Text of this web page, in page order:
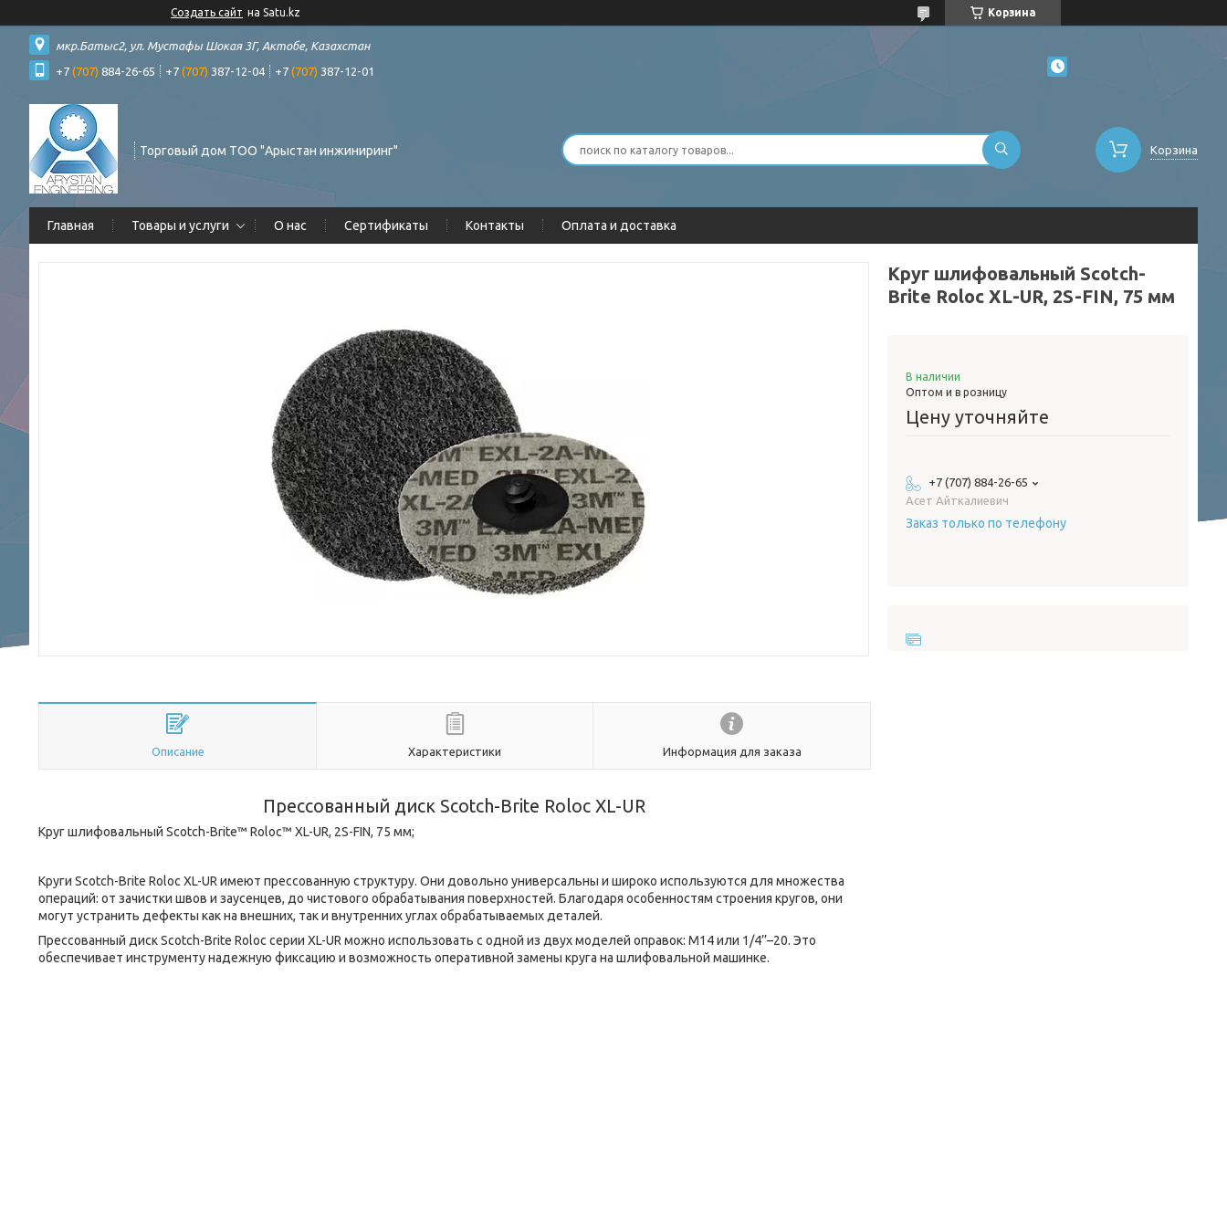
Создать сайт на Satu.kz Корзина
мкр.Батыс2, ул. Мустафы Шокая 3Г, Актобе, Казахстан
+7 (707) 884-26-65 +7 (707) 387-12-04 +7 (707) 387-12-01
Торговый дом ТОО "Арыстан инжиниринг" Корзина
Главная Товары и услуги О нас Сертификаты Контакты Оплата и доставка
Описание Характеристики Информация для заказа
Прессованный диск Scotch-Brite Roloc XL-UR
Круг шлифовальный Scotch-Brite™ Roloc™ XL-UR, 2S-FIN, 75 мм;
Круги Scotch-Brite Roloc XL-UR имеют прессованную структуру. Они довольно универсальны и широко используются для множества
операций: от зачистки швов и заусенцев, до чистового обрабатывания поверхностей. Благодаря особенностям строения кругов, они
могут устранить дефекты как на внешних, так и внутренних углах обрабатываемых деталей.
Прессованный диск Scotch-Brite Roloc серии XL-UR можно использовать с одной из двух моделей оправок: M14 или 1/4’’–20. Это
обеспечивает инструменту надежную фиксацию и возможность оперативной замены круга на шлифовальной машинке.
Круг шлифовальный Scotch-
Brite Roloc XL-UR, 2S-FIN, 75 мм
В наличии
Оптом и в розницу
Цену уточняйте
+7 (707) 884-26-65
Асет Айткалиевич
Заказ только по телефону